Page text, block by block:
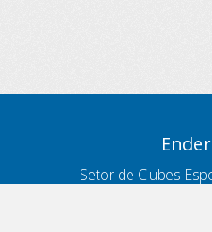
Setor de Clubes